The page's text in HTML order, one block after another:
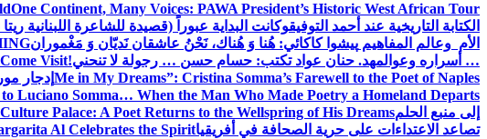
One Continent, Many Voices: PAWA President’s Historic West African Tour
الكتابة التاريخية عند أحمد التوفيقوكانت البداية عبوراً (قصيدة للشاعرة اللبنانية
الأم وعالم المفاهيم پیشوا کاکائي: هُنا وَ هُناك، نَحْنُ عاشقان نَديّان وَ مَغْموران
… أسراره وعوالمهد. حنان عواد تكتب: حسام حسن … رجولة لا تنحني!Visit
Me in My Dreams”: Cristina Somma’s Farewell to the Poet of Naples إدجار
Luciano Somma… When the Man Who Made Poetry a Homeland Departs
إلى منبع الحلمPalace: A Poet Returns to the Wellspring of His Dreams
تصاعد الاعتداءات على حرية الصحافة في أفريقياAl Celebrates the Spirit